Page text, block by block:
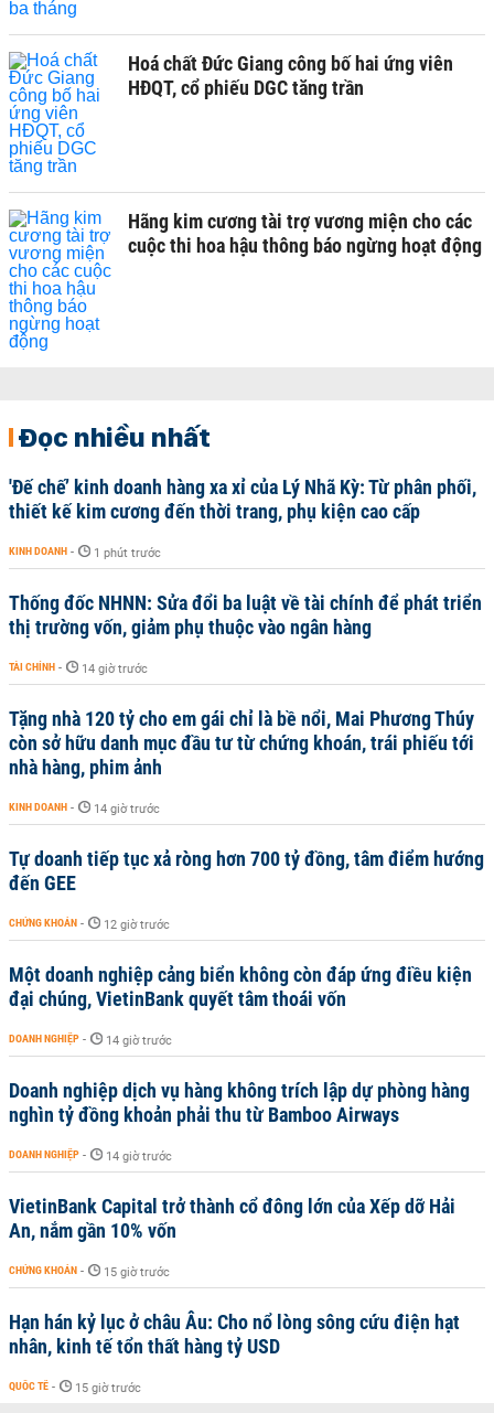
Hoá chất Đức Giang công bố hai ứng viên
HĐQT, cổ phiếu DGC tăng trần
Hãng kim cương tài trợ vương miện cho các
cuộc thi hoa hậu thông báo ngừng hoạt động
Đọc nhiều nhất
'Đế chế’ kinh doanh hàng xa xỉ của Lý Nhã Kỳ: Từ phân phối,
thiết kế kim cương đến thời trang, phụ kiện cao cấp
KINH DOANH - 1 phút trước
Thống đốc NHNN: Sửa đổi ba luật về tài chính để phát triển
thị trường vốn, giảm phụ thuộc vào ngân hàng
TÀI CHÍNH - 14 giờ trước
Tặng nhà 120 tỷ cho em gái chỉ là bề nổi, Mai Phương Thúy
còn sở hữu danh mục đầu tư từ chứng khoán, trái phiếu tới
nhà hàng, phim ảnh
KINH DOANH - 14 giờ trước
Tự doanh tiếp tục xả ròng hơn 700 tỷ đồng, tâm điểm hướng
đến GEE
CHỨNG KHOÁN - 12 giờ trước
Một doanh nghiệp cảng biển không còn đáp ứng điều kiện
đại chúng, VietinBank quyết tâm thoái vốn
DOANH NGHIỆP - 14 giờ trước
Doanh nghiệp dịch vụ hàng không trích lập dự phòng hàng
nghìn tỷ đồng khoản phải thu từ Bamboo Airways
DOANH NGHIỆP - 14 giờ trước
VietinBank Capital trở thành cổ đông lớn của Xếp dỡ Hải
An, nắm gần 10% vốn
CHỨNG KHOÁN - 15 giờ trước
Hạn hán kỷ lục ở châu Âu: Cho nổ lòng sông cứu điện hạt
nhân, kinh tế tổn thất hàng tỷ USD
QUỐC TẾ - 15 giờ trước